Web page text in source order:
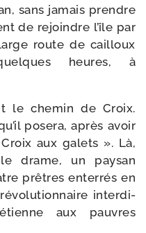
sans jamais prendre
de rejoindre l’île par
route de cailloux
heures, à
le che­min de Croix.
pose­ra, après avoir
aux galets ». Là,
drame, un pay­san
prêtres enter­rés en
inter­di­
aux pauvres